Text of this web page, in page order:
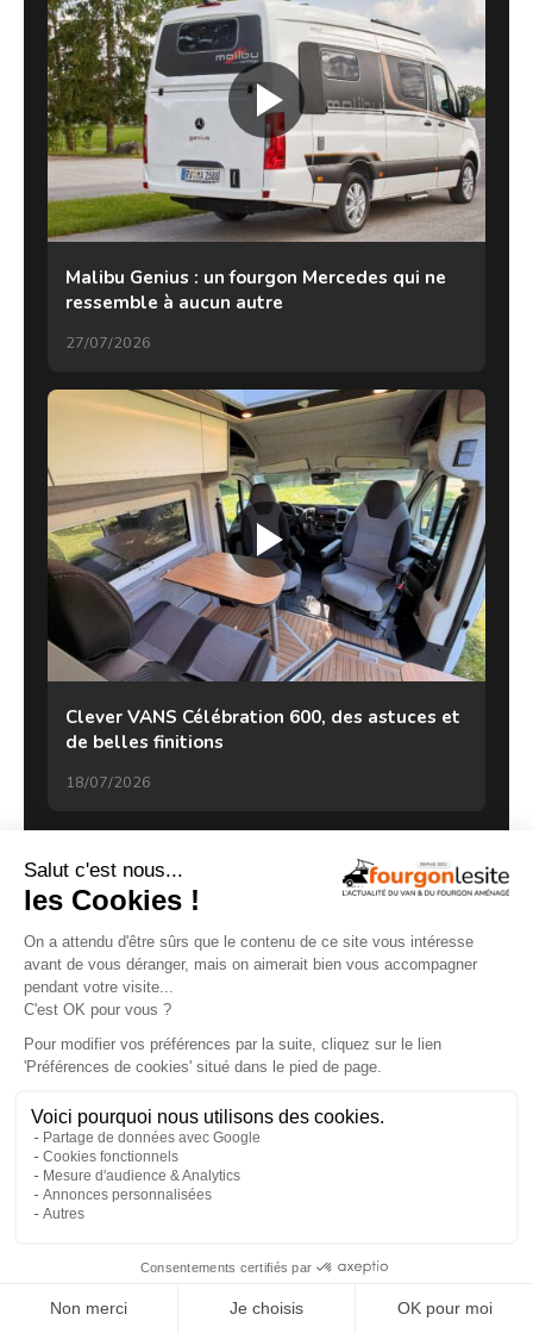
Malibu Genius : un fourgon Mercedes qui ne
ressemble à aucun autre
27/07/2026
Clever VANS Célébration 600, des astuces et
de belles finitions
18/07/2026
GUIDE D'ACHAT